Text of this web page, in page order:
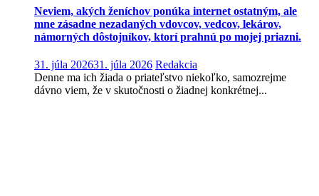
Neviem, akých ženíchov ponúka internet ostatným, ale
mne zásadne nezadaných vdovcov, vedcov, lekárov,
námorných dôstojníkov, ktorí prahnú po mojej priazni.
31. júla 202631. júla 2026 Redakcia
Denne ma ich žiada o priateľstvo niekoľko, samozrejme
dávno viem, že v skutočnosti o žiadnej konkrétnej...